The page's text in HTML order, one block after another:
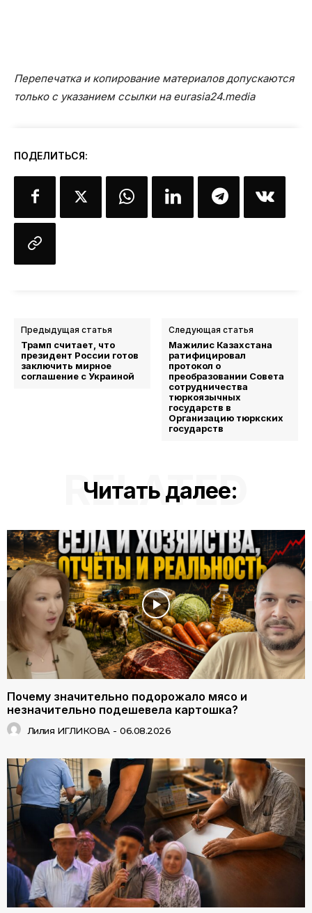
Перепечатка и копирование материалов допускаются
только с указанием ссылки на eurasia24.media
ПОДЕЛИТЬСЯ:
Предыдущая статья
Трамп считает, что
президент России готов
заключить мирное
соглашение с Украиной
Следующая статья
Мажилис Казахстана
ратифицировал
протокол о
преобразовании Совета
сотрудничества
тюркоязычных
государств в
Организацию тюркских
государств
Читать далее:
RELATED
Почему значительно подорожало мясо и
незначительно подешевела картошка?
Лилия ИГЛИКОВА - 06.08.2026